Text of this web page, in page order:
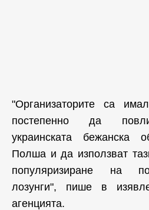
"Организаторите са
постепенно да
украинската бежанска
Полша и да използват
популяризиране на
лозунги", пише в
агенцията.